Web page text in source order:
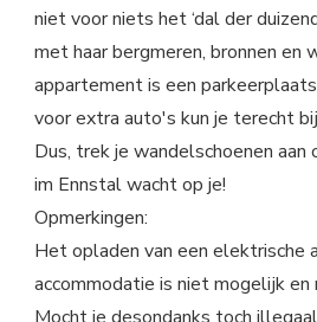
niet voor niets het ‘dal der
met haar bergmeren, bronnen en
appartement is een
voor extra auto's kun je terecht
Dus, trek je wandelschoenen aan
im Ennstal wacht op je!
Opmerkingen:
Het opladen van een elektrische
accommodatie is niet mogelijk